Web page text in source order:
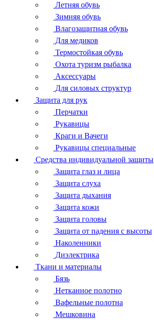
Летняя обувь
Зимняя обувь
Влагозащитная обувь
Для медиков
Термостойкая обувь
Охота туризм рыбалка
Аксессуары
Для силовых структур
Защита для рук
Перчатки
Рукавицы
Краги и Вачеги
Рукавицы специальные
Средства индивидуальной защиты
Защита глаз и лица
Защита слуха
Защита дыхания
Защита кожи
Защита головы
Защита от падения с высоты
Наколенники
Диэлектрика
Ткани и материалы
Бязь
Нетканное полотно
Вафельные полотна
Мешковина